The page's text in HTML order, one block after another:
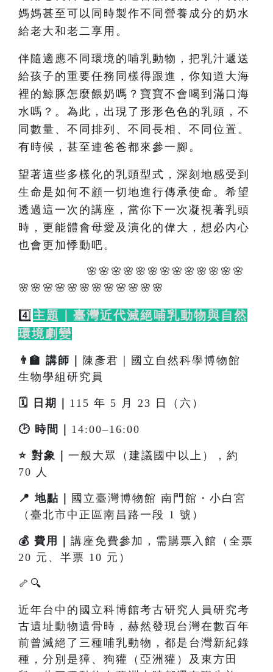
媽媽甚至可以同時製作不同營養成分的奶水
給老大和老二享用。
伴隨適應不同環境的哺乳動物，把乳汁遞送
給孩子的重要任務同樣得跟進，你知道大海
裡的鯨豚怎麼餵奶嗎？寶寶不會喝到滿口海
水嗎？。為此，出現了形形色色的乳頭，不
同數量、不同排列、不同長相、不同位置。
有時候，甚至連爸爸都來參一腳。
望著這些多樣化的乳頭型式，深刻地感受到
生命是如何不顧一切地進行傳承使命。希望
透過這一次的講座，當你下一次凝視著乳頭
時，更能體會母愛及演化的偉大，想必內心
也會更加悸動吧。
🌸🌸🌸🌸🌸🌸🌸🌸🌸🌸🌸🌸🌸
🌸🌸🌸🌸🌸🌸🌸🌸🌸🌸🌸🌸
4️⃣ 主題｜臺灣近代滅絕哺乳動物與自然
環境劇變
👨‍🏫 講師｜ 陳彥君｜國立自然科學博物館
生物學組研究員
🗓️ 日期｜ 115 年 5 月 23 日（六）
🕑 時間｜ 14:00–16:00
⭐ 對象｜ 一般大眾（建議國中以上），約
70 人
📍 地點｜ 國立臺灣博物館 南門館・小白宮
（臺北市中正區南昌路一段 1 號）
💰 費用｜ 講座免費參加，需購票入館（全票
20 元、半票 10 元）
🦴🔍
近年台中的國立科博館考古研究人員研究考
古遺址動物遺骨時，赫然發現台灣在數百年
前曾滅絕了三種哺乳動物，都是台灣新紀錄
種，分別是獐、狗獾（亞洲獾）及東方田